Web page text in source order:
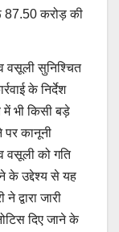
87.50 करोड़ की
वसूली सुनिश्चित
के निर्देश
में भी किसी बड़े
पर कानूनी
वसूली को गति
के उद्देश्य से यह
द्वारा जारी
दिए जाने के